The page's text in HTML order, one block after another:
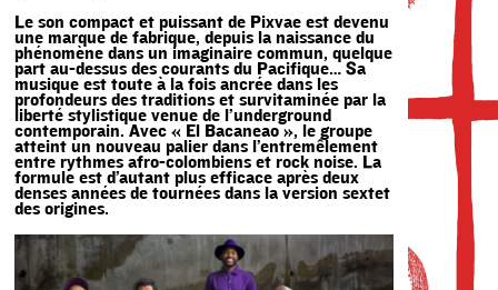
Le son compact et puissant de Pixvae est devenu
une marque de fabrique, depuis la naissance du
phénomène dans un imaginaire commun, quelque
part au-dessus des courants du Pacifique… Sa
musique est toute à la fois ancrée dans les
profondeurs des traditions et survitaminée par la
liberté stylistique venue de l’underground
contemporain. Avec « El Bacaneao », le groupe
atteint un nouveau palier dans l’entremêlement
entre rythmes afro-colombiens et rock noise. La
formule est d’autant plus efficace après deux
denses années de tournées dans la version sextet
des origines.